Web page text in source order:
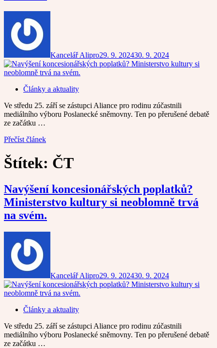
Kancelář Alipro29. 9. 202430. 9. 2024
Články a aktuality
Ve středu 25. září se zástupci Aliance pro rodinu zúčastnili
mediálního výboru Poslanecké sněmovny. Ten po přerušené debatě
ze začátku …
Přečíst článek
Štítek: ČT
Navýšení koncesionářských poplatků?
Ministerstvo kultury si neoblomně trvá
na svém.
Kancelář Alipro29. 9. 202430. 9. 2024
Články a aktuality
Ve středu 25. září se zástupci Aliance pro rodinu zúčastnili
mediálního výboru Poslanecké sněmovny. Ten po přerušené debatě
ze začátku …